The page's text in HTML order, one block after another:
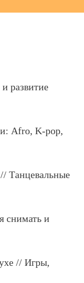
развитие
Afro, K-pop,
Танцевальные
снимать и
// Игры,